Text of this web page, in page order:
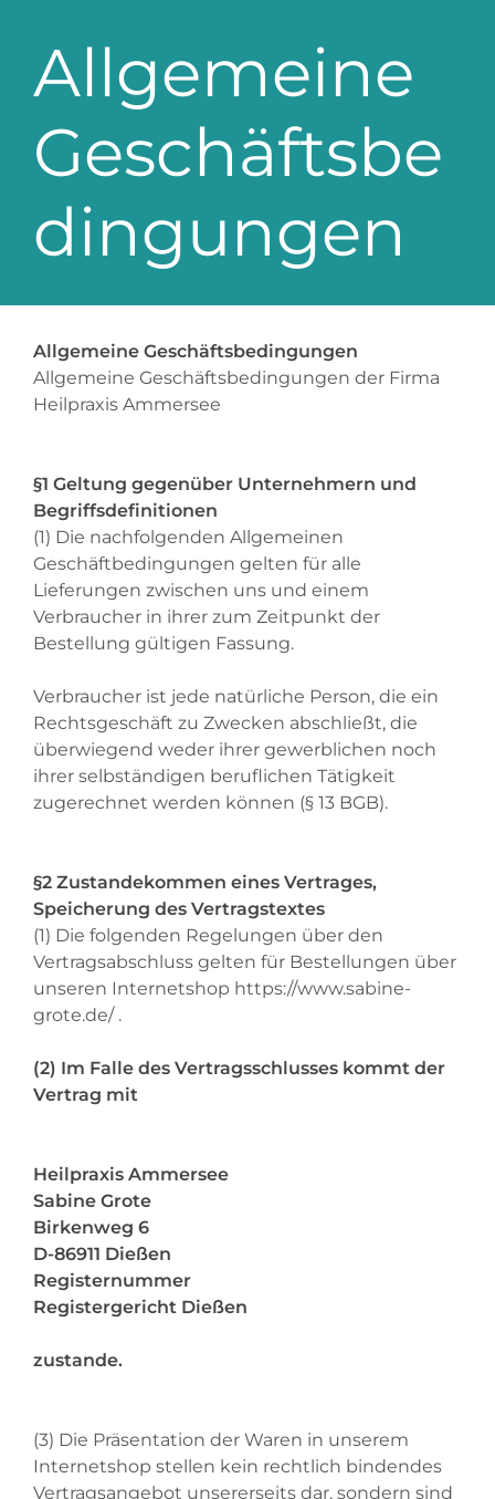
Allgemeine
Geschäftsbe
dingungen
Allgemeine Geschäftsbedingungen
Allgemeine Geschäftsbedingungen der Firma
Heilpraxis Ammersee
§1 Geltung gegenüber Unternehmern und
Begriffsdefinitionen
(1) Die nachfolgenden Allgemeinen
Geschäftbedingungen gelten für alle
Lieferungen zwischen uns und einem
Verbraucher in ihrer zum Zeitpunkt der
Bestellung gültigen Fassung.
Verbraucher ist jede natürliche Person, die ein
Rechtsgeschäft zu Zwecken abschließt, die
überwiegend weder ihrer gewerblichen noch
ihrer selbständigen beruflichen Tätigkeit
zugerechnet werden können (§ 13 BGB).
§2 Zustandekommen eines Vertrages,
Speicherung des Vertragstextes
(1) Die folgenden Regelungen über den
Vertragsabschluss gelten für Bestellungen über
unseren Internetshop https://www.sabine-
grote.de/.
(2) Im Falle des Vertragsschlusses kommt der
Vertrag mit
Heilpraxis Ammersee
Sabine Grote
Birkenweg 6
D-86911 Dießen
Registernummer
Registergericht Dießen
zustande.
(3) Die Präsentation der Waren in unserem
Internetshop stellen kein rechtlich bindendes
Vertragsangebot unsererseits dar, sondern sind